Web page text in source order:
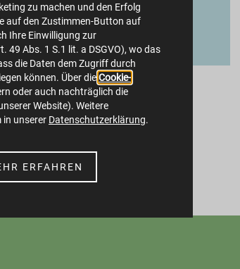
zu machen und den Erfolg
auf den Zustimmen-Button auf
Ihre Einwilligung zur
49 Abs. 1 S.1 lit. a DSGVO), wo das
die Daten dem Zugriff durch
können. Über dieCookie-
oder auch nachträglich die
Website). Weitere
in unserer Datenschutzerklärung.
ERFAHREN
163.8 KB